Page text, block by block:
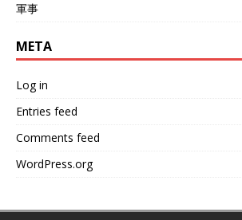
軍事
META
Log in
Entries feed
Comments feed
WordPress.org